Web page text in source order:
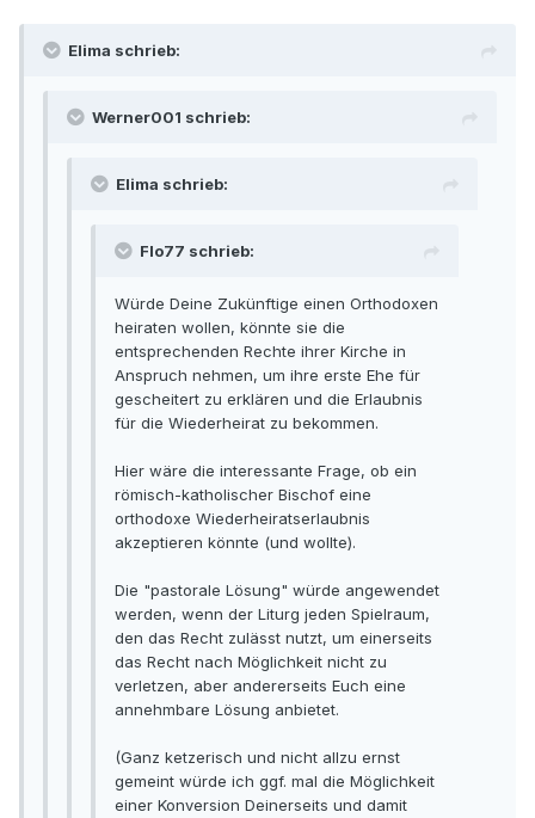
Elima schrieb:
Werner001 schrieb:
Elima schrieb:
Flo77 schrieb:
Würde Deine Zukünftige einen Orthodoxen
heiraten wollen, könnte sie die
entsprechenden Rechte ihrer Kirche in
Anspruch nehmen, um ihre erste Ehe für
gescheitert zu erklären und die Erlaubnis
für die Wiederheirat zu bekommen.
Hier wäre die interessante Frage, ob ein
römisch-katholischer Bischof eine
orthodoxe Wiederheiratserlaubnis
akzeptieren könnte (und wollte).
Die "pastorale Lösung" würde angewendet
werden, wenn der Liturg jeden Spielraum,
den das Recht zulässt nutzt, um einerseits
das Recht nach Möglichkeit nicht zu
verletzen, aber andererseits Euch eine
annehmbare Lösung anbietet.
(Ganz ketzerisch und nicht allzu ernst
gemeint würde ich ggf. mal die Möglichkeit
einer Konversion Deinerseits und damit